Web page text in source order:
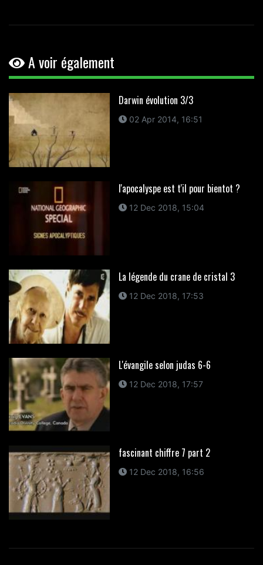
A voir également
Darwin évolution 3/3
02 Apr 2014, 16:51
l'apocalyspe est t'il pour bientot ?
12 Dec 2018, 15:04
La légende du crane de cristal 3
12 Dec 2018, 17:53
L'évangile selon judas 6-6
12 Dec 2018, 17:57
fascinant chiffre 7 part 2
12 Dec 2018, 16:56